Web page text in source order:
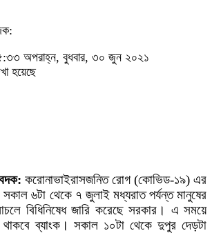
অপরাহ্ন, বুধবার, ৩০ জুন ২০২১
হয়েছে
করোনাভাইরাসজনিত রোগ (কোভিড-১৯) এর
৬টা থেকে ৭ জুলাই মধ্যরাত পর্যন্ত মানুষের
বিধিনিষেধ জারি করেছে সরকার। এ সময়ে
থাকবে ব্যাংক। সকাল ১০টা থেকে দুপুর দেড়টা